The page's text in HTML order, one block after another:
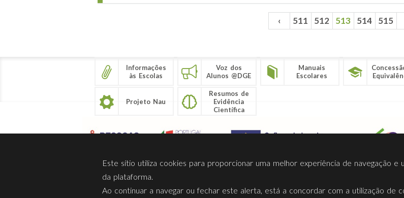
‹ 511 512 513 514 515
Informações
às Escolas
Voz dos
Alunos @DGE
Manuais
Escolares
Projeto Nau
Resumos de
Evidência
Científica
Sobre Nós Privacidade Termos Utilização Contactos Ligações
Este sítio utiliza cookies para proporcionar uma melhor experiência de navegação e
da plataforma.
Ao continuar a navegar ou fechar este alerta, está a concordar com a utilização de